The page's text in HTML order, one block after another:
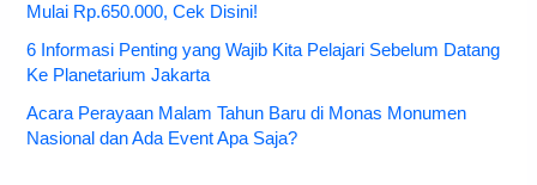
Mulai Rp.650.000, Cek Disini!
6 Informasi Penting yang Wajib Kita Pelajari Sebelum Datang
Ke Planetarium Jakarta
Acara Perayaan Malam Tahun Baru di Monas Monumen
Nasional dan Ada Event Apa Saja?